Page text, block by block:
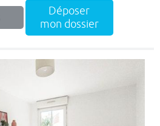
Déposer
mon dossier